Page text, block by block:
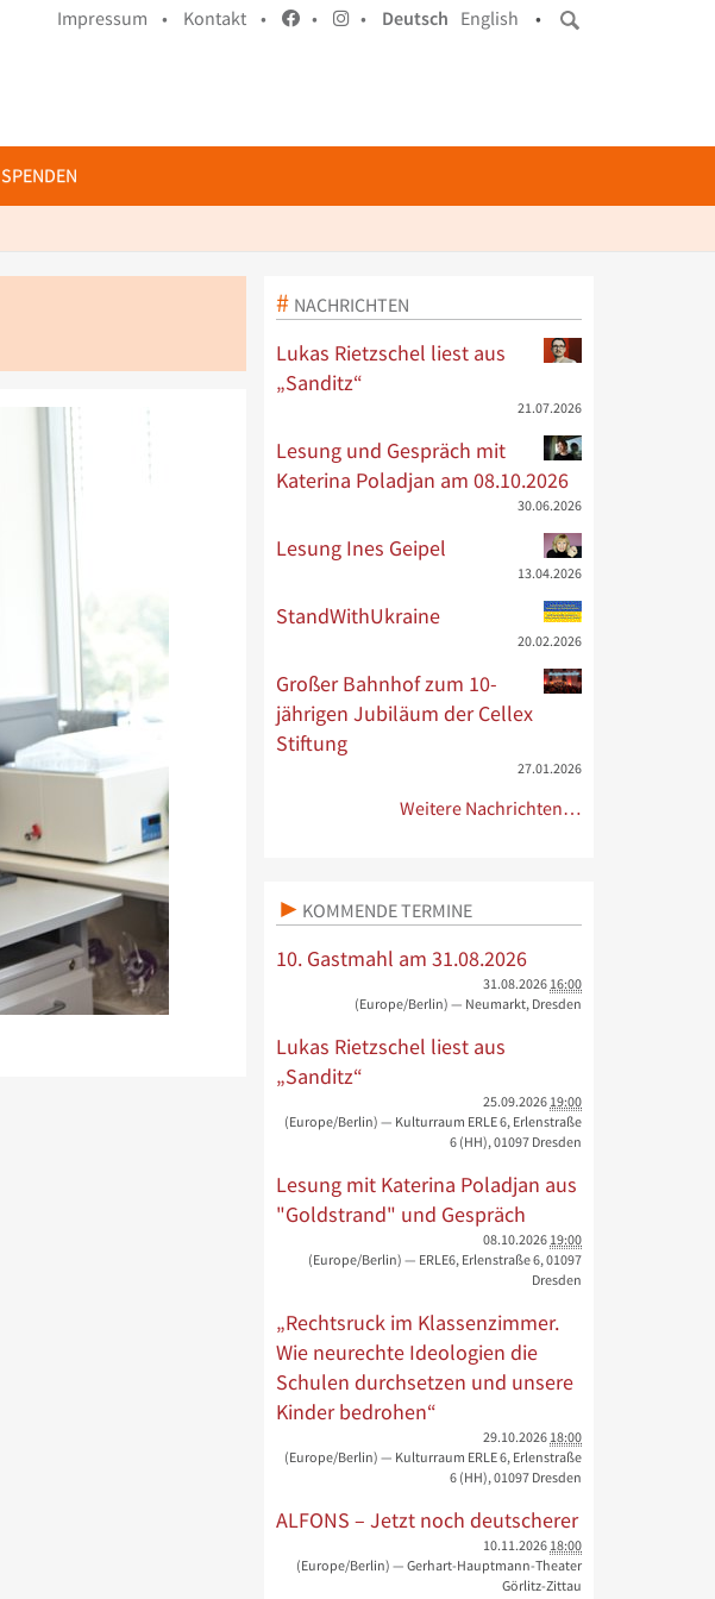
Impressum • Kontakt • • • Deutsch English •
SPENDEN
NACHRICHTEN
Lukas Rietzschel liest aus
„Sanditz“
21.07.2026
Lesung und Gespräch mit
Katerina Poladjan am 08.10.2026
30.06.2026
Lesung Ines Geipel
13.04.2026
StandWithUkraine
20.02.2026
Großer Bahnhof zum 10-
jährigen Jubiläum der Cellex
Stiftung
27.01.2026
Weitere Nachrichten…
KOMMENDE TERMINE
10. Gastmahl am 31.08.2026
31.08.2026 16:00
(Europe/Berlin) — Neumarkt, Dresden
Lukas Rietzschel liest aus
„Sanditz“
25.09.2026 19:00
(Europe/Berlin) — Kulturraum ERLE 6, Erlenstraße
6 (HH), 01097 Dresden
Lesung mit Katerina Poladjan aus
"Goldstrand" und Gespräch
08.10.2026 19:00
(Europe/Berlin) — ERLE6, Erlenstraße 6, 01097
Dresden
„Rechtsruck im Klassenzimmer.
Wie neurechte Ideologien die
Schulen durchsetzen und unsere
Kinder bedrohen“
29.10.2026 18:00
(Europe/Berlin) — Kulturraum ERLE 6, Erlenstraße
6 (HH), 01097 Dresden
ALFONS – Jetzt noch deutscherer
10.11.2026 18:00
(Europe/Berlin) — Gerhart-Hauptmann-Theater
Görlitz-Zittau